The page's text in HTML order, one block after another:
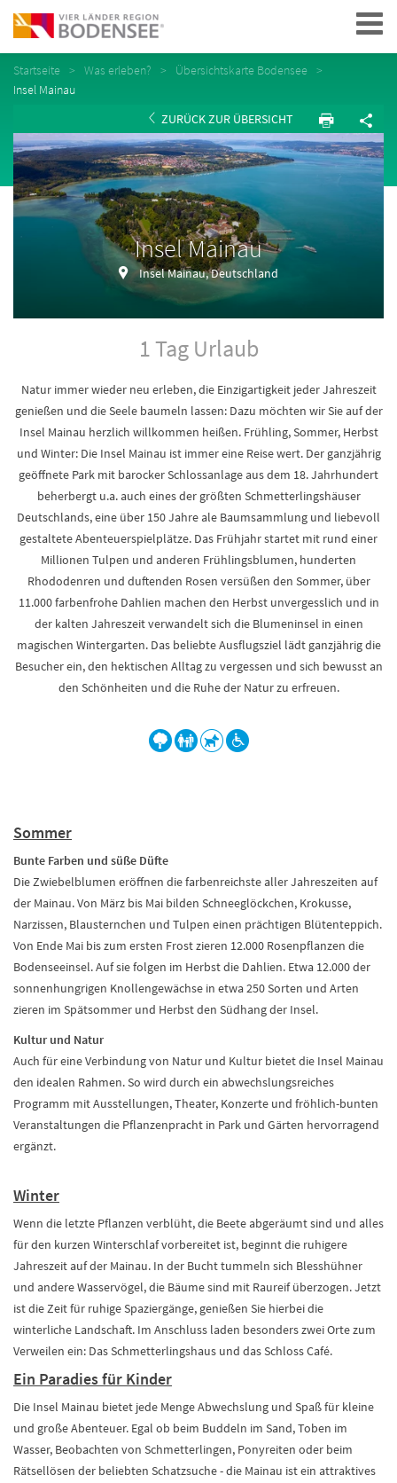
Navigation
Startseite Was erleben?
Übersichtskarte Bodensee
Insel Mainau
ZURÜCK ZUR ÜBERSICHT
Insel Mainau
Insel Mainau, Deutschland
1 Tag Urlaub
Natur immer wieder neu erleben, die Einzigartigkeit jeder Jahreszeit
genießen und die Seele baumeln lassen: Dazu möchten wir Sie auf der
Insel Mainau herzlich willkommen heißen. Frühling, Sommer, Herbst
und Winter: Die Insel Mainau ist immer eine Reise wert. Der ganzjährig
geöffnete Park mit barocker Schlossanlage aus dem 18. Jahrhundert
beherbergt u.a. auch eines der größten Schmetterlingshäuser
Deutschlands, eine über 150 Jahre ale Baumsammlung und liebevoll
gestaltete Abenteuerspielplätze. Das Frühjahr startet mit rund einer
Millionen Tulpen und anderen Frühlingsblumen, hunderten
Rhododenren und duftenden Rosen versüßen den Sommer, über
11.000 farbenfrohe Dahlien machen den Herbst unvergesslich und in
der kalten Jahreszeit verwandelt sich die Blumeninsel in einen
magischen Wintergarten. Das beliebte Ausflugsziel lädt ganzjährig die
Besucher ein, den hektischen Alltag zu vergessen und sich bewusst an
den Schönheiten und die Ruhe der Natur zu erfreuen.
Sommer
Bunte Farben und süße Düfte
Die Zwiebelblumen eröffnen die farbenreichste aller Jahreszeiten auf
der Mainau. Von März bis Mai bilden Schneeglöckchen, Krokusse,
Narzissen, Blausternchen und Tulpen einen prächtigen Blütenteppich.
Von Ende Mai bis zum ersten Frost zieren 12.000 Rosenpflanzen die
Bodenseeinsel. Auf sie folgen im Herbst die Dahlien. Etwa 12.000 der
sonnenhungrigen Knollengewächse in etwa 250 Sorten und Arten
zieren im Spätsommer und Herbst den Südhang der Insel.
Kultur und Natur
Auch für eine Verbindung von Natur und Kultur bietet die Insel Mainau
den idealen Rahmen. So wird durch ein abwechslungsreiches
Programm mit Ausstellungen, Theater, Konzerte und fröhlich-bunten
Veranstaltungen die Pflanzenpracht in Park und Gärten hervorragend
ergänzt.
Winter
Wenn die letzte Pflanzen verblüht, die Beete abgeräumt sind und alles
für den kurzen Winterschlaf vorbereitet ist, beginnt die ruhigere
Jahreszeit auf der Mainau. In der Bucht tummeln sich Blesshühner
und andere Wasservögel, die Bäume sind mit Raureif überzogen. Jetzt
ist die Zeit für ruhige Spaziergänge, genießen Sie hierbei die
winterliche Landschaft. Im Anschluss laden besonders zwei Orte zum
Verweilen ein: Das Schmetterlingshaus und das Schloss Café.
Ein Paradies für Kinder
Die Insel Mainau bietet jede Menge Abwechslung und Spaß für kleine
und große Abenteuer. Egal ob beim Buddeln im Sand, Toben im
Wasser, Beobachten von Schmetterlingen, Ponyreiten oder beim
Rätsellösen der beliebten Schatzsuche - die Mainau ist ein attraktives